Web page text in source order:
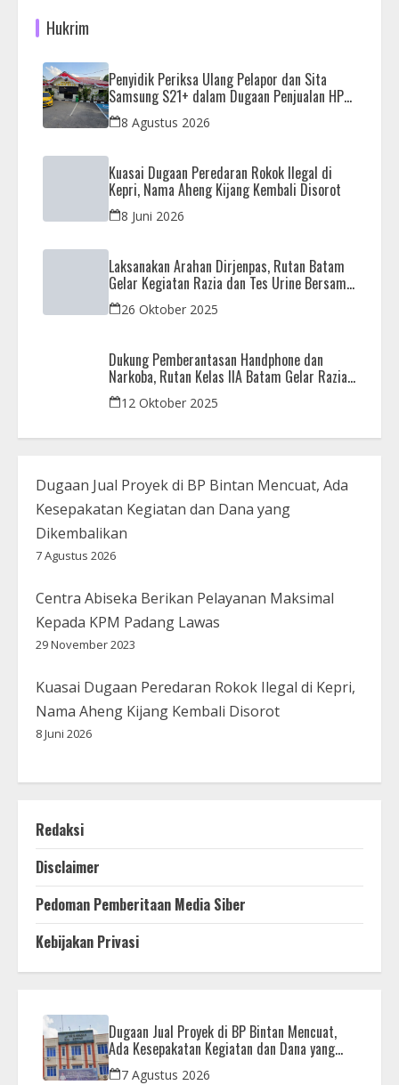
Hukrim
Penyidik Periksa Ulang Pelapor dan Sita
Samsung S21+ dalam Dugaan Penjualan HP
Ilegal di Nagoya Hill
8 Agustus 2026
Kuasai Dugaan Peredaran Rokok Ilegal di
Kepri, Nama Aheng Kijang Kembali Disorot
8 Juni 2026
Laksanakan Arahan Dirjenpas, Rutan Batam
Gelar Kegiatan Razia dan Tes Urine Bersama
APH26 Oktober 2025
Dukung Pemberantasan Handphone dan
Narkoba, Rutan Kelas IIA Batam Gelar Razia
Bersama Aparat Penegak Hukum
12 Oktober 2025
Dugaan Jual Proyek di BP Bintan Mencuat, Ada
Kesepakatan Kegiatan dan Dana yang
Dikembalikan
7 Agustus 2026
Centra Abiseka Berikan Pelayanan Maksimal
Kepada KPM Padang Lawas
29 November 2023
Kuasai Dugaan Peredaran Rokok Ilegal di Kepri,
Nama Aheng Kijang Kembali Disorot
8 Juni 2026
Redaksi
Disclaimer
Pedoman Pemberitaan Media Siber
Kebijakan Privasi
Dugaan Jual Proyek di BP Bintan Mencuat,
Ada Kesepakatan Kegiatan dan Dana yang
Dikembalikan
7 Agustus 2026